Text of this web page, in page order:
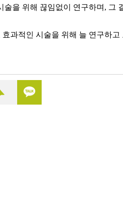
을 위해 끊임없이 연구하며,
과적인 시술을 위해 늘 연구하